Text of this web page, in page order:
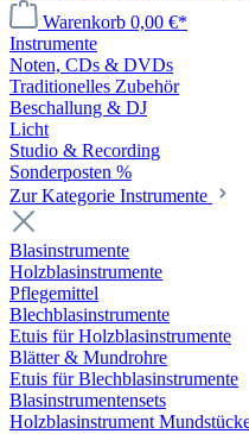
Warenkorb 0,00 €*
Instrumente
Noten, CDs & DVDs
Traditionelles Zubehör
Beschallung & DJ
Licht
Studio & Recording
Sonderposten %
Zur Kategorie Instrumente
Blasinstrumente
Holzblasinstrumente
Pflegemittel
Blechblasinstrumente
Etuis für Holzblasinstrumente
Blätter & Mundrohre
Etuis für Blechblasinstrumente
Blasinstrumentensets
Holzblasinstrument